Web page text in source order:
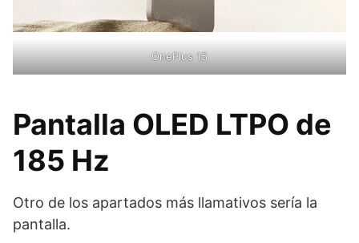
OnePlus 15
Pantalla OLED LTPO de
185 Hz
Otro de los apartados más llamativos sería la
pantalla.